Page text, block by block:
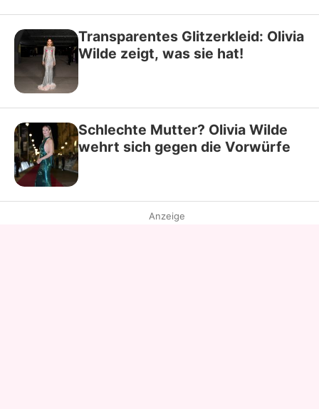
Transparentes Glitzerkleid: Olivia
Wilde zeigt, was sie hat!
Schlechte Mutter? Olivia Wilde
wehrt sich gegen die Vorwürfe
Anzeige